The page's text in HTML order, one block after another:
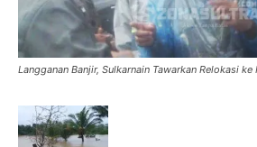
Langganan Banjir, Sulkarnain Tawarkan Relokasi